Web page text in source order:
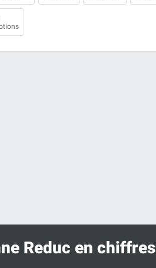
Reduc en chiffres